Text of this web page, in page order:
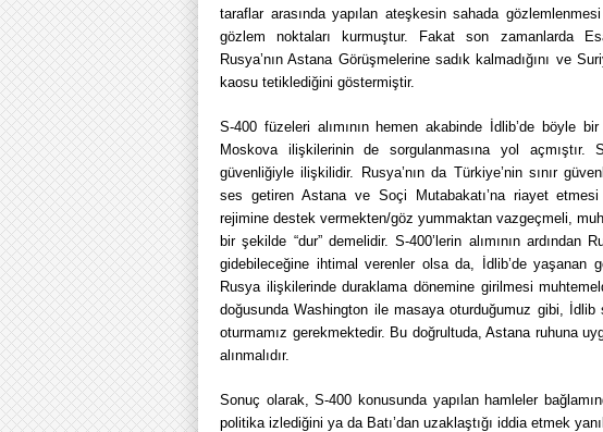
taraflar arasında yapılan ateşkesin sahada
gözlem noktaları kurmuştur. Fakat son zamanlarda
Rusya’nın Astana Görüşmelerine sadık kalmadığını ve
kaosu tetiklediğini göstermiştir.
S-400 füzeleri alımının hemen akabinde İdlib’de böyle
Moskova ilişkilerinin de sorgulanmasına yol açmıştır.
güvenliğiyle ilişkilidir. Rusya’nın da Türkiye’nin sınır
ses getiren Astana ve Soçi Mutabakatı’na riayet
rejimine destek vermekten/göz yummaktan vazgeçmeli,
bir şekilde “dur” demelidir. S-400’lerin alımının
gidebileceğine ihtimal verenler olsa da, İdlib’de yaşanan
Rusya ilişkilerinde duraklama dönemine girilmesi
doğusunda Washington ile masaya oturduğumuz gibi,
oturmamız gerekmektedir. Bu doğrultuda, Astana ruhuna
alınmalıdır.
Sonuç olarak, S-400 konusunda yapılan hamleler
politika izlediğini ya da Batı’dan uzaklaştığı iddia etmek